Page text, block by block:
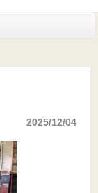
2025/12/04